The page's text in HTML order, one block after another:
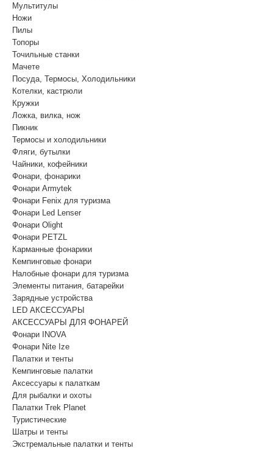
Мультитулы
Ножи
Пилы
Топоры
Точильные станки
Мачете
Посуда, Термосы, Холодильники
Котелки, кастрюли
Кружки
Ложка, вилка, нож
Пикник
Термосы и холодильники
Фляги, бутылки
Чайники, кофейники
Фонари, фонарики
Фонари Armytek
Фонари Fenix для туризма
Фонари Led Lenser
Фонари Olight
Фонари PETZL
Карманные фонарики
Кемпинговые фонари
Налобные фонари для туризма
Элементы питания, батарейки
Зарядные устройства
LED АКСЕССУАРЫ
АКСЕССУАРЫ ДЛЯ ФОНАРЕЙ
Фонари INOVA
Фонари Nite Ize
Палатки и тенты
Кемпинговые палатки
Аксессуары к палаткам
Для рыбалки и охоты
Палатки Trek Planet
Туристические
Шатры и тенты
Экстремальные палатки и тенты